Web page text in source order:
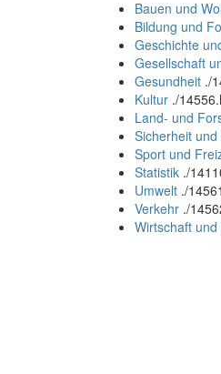
Bauen und
Bildung und
Geschichte
Gesellschaft
Gesundheit ./
Kultur ./
Land- und
Sicherheit
Sport und
Statistik ./
Umwelt ./
Verkehr ./
Wirtschaft